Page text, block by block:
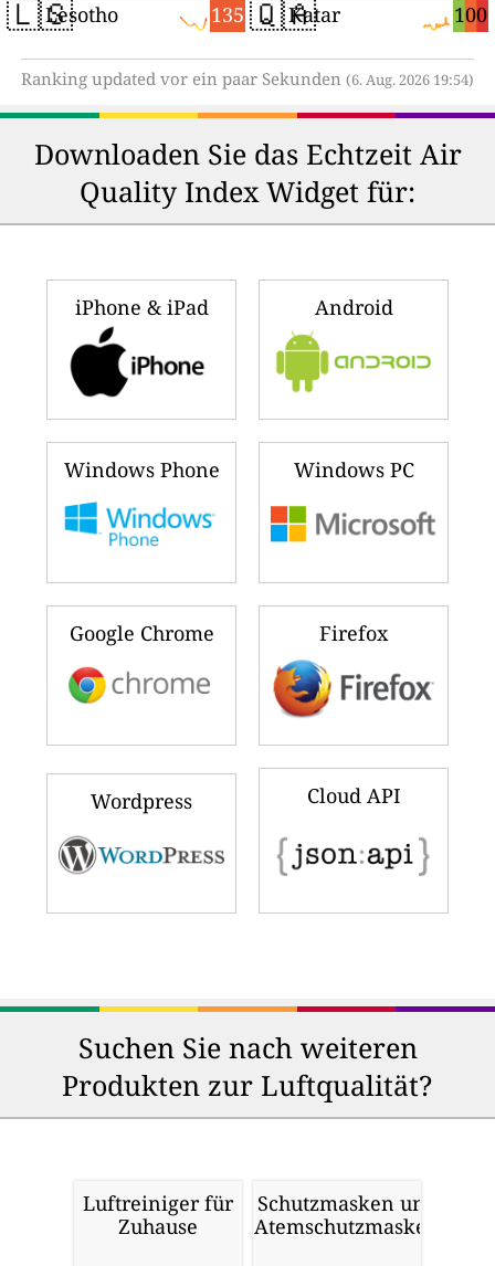
🇱🇸 135
Lesotho 🇶🇦 100
Katar
Ranking updated vor ein paar Sekunden (6. Aug. 2026 19:54)
Downloaden Sie das Echtzeit Air
Quality Index Widget für:
iPhone & iPad Android
Windows Phone Windows PC
Google Chrome Firefox
Wordpress Cloud API
Suchen Sie nach weiteren
Produkten zur Luftqualität?
Luftreiniger für
Zuhause
Schutzmasken und
Atemschutzmasken